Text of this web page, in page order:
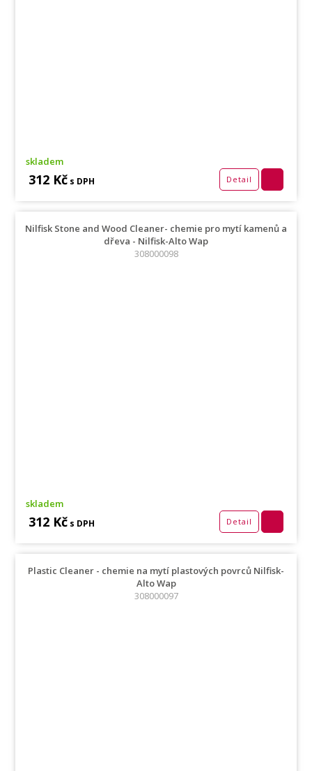
skladem
312 Kč s DPH Detail
Nilfisk Stone and Wood Cleaner- chemie pro mytí kamenů a
dřeva - Nilfisk-Alto Wap
308000098
skladem
312 Kč s DPH Detail
Plastic Cleaner - chemie na mytí plastových povrců Nilfisk-
Alto Wap
308000097